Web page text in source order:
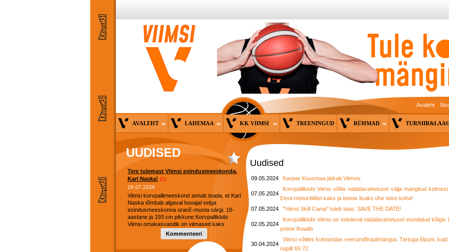
Avaleht
AVALEHT LAHEMAA KK VIIMSI TREENINGUD RÜHMAD
UUDISED
Tere tulemast Viimsi esindusmeeskonda,
Karl Naska! (0)
28.07.2026
Viimsi korvpallimeeskond annab teada, et Karl
Naska tõmbab algaval hooajal selga
esindusmeeskonna oranž-musta särgi. 18-
aastane ja 193 cm pikkune Korvpalliklubi
Viimsi omakasvandik on viimased kaks
Kommenteeri
Uudised
09.05.2024 Kaspar Kuusmaa jätkab Viimsis
07.05.2024
Korvpalliklubi Viimsi võitis nädalavahetusel välja mängitud
Eesti meistritiitlist kaks ja teenis lisaks ühe teise koha!
07.05.2024
"Viimsi Skill Camp" tuleb taas. SAVE THE DATE!
02.05.2024
Korvpalliklubi Viimsi on eeloleval nädalavahetusel esindatud kõigis
poiste finaalis
30.04.2024
Viimsi võitles kolmandas veerandfinaalmängus Tartuga lõpuni, kuid
napilt 65:72